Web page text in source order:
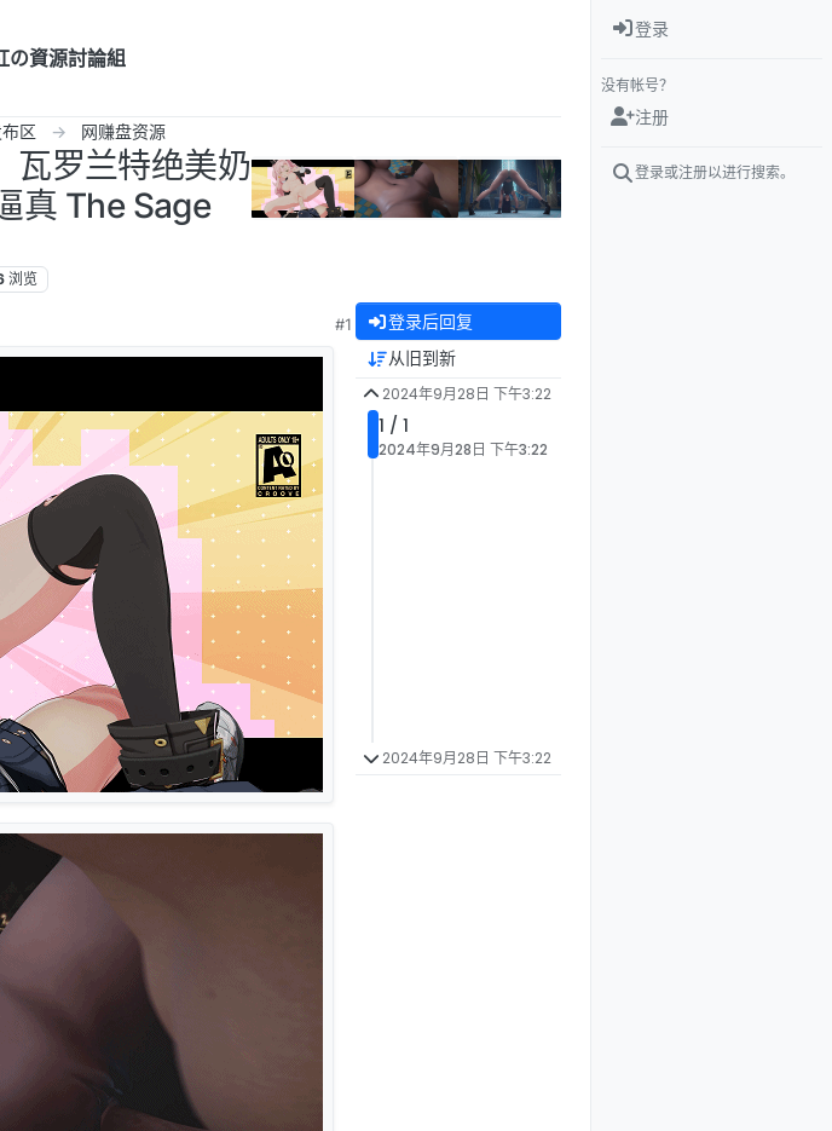
の資源討論組
区 网赚盘资源
瓦罗兰特绝美奶
真 The Sage
浏览
#1 登录后回复
从旧到新
2024年9月28日 下午3:22
1 / 1
2024年9月28日 下午3:22
2024年9月28日 下午3:22
登录
没有帐号？
注册
登录或注册以进行搜索。